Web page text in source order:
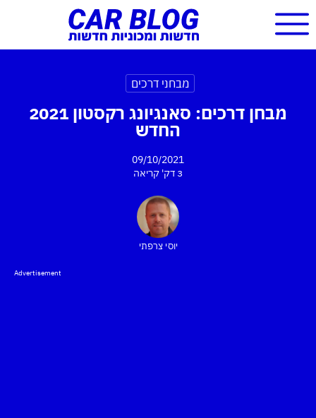
מבחני דרכים
מבחן דרכים: סאנגיונג רקסטון 2021
החדש
09/10/2021
3 דק'
קריאה
יוסי צרפתי
Advertisement